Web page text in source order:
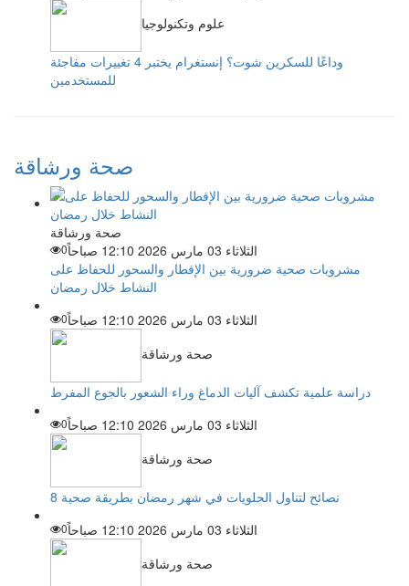
علوم وتكنولوجيا
وداعًا للسكرين شوت؟ إنستغرام يختبر 4 تغييرات مفاجئة
للمستخدمين
صحة ورشاقة
صحة ورشاقة
الثلاثاء 03 مارس 2026 12:10 صباحاً
0
مشروبات صحية ضرورية بين الإفطار والسحور للحفاظ على
النشاط خلال رمضان
الثلاثاء 03 مارس 2026 12:10 صباحاً
0
صحة ورشاقة
دراسة علمية تكشف آليات الدماغ وراء الشعور بالجوع المفرط
الثلاثاء 03 مارس 2026 12:10 صباحاً
0
صحة ورشاقة
8 نصائح لتناول الحلويات في شهر رمضان بطريقة صحية
الثلاثاء 03 مارس 2026 12:10 صباحاً
0
صحة ورشاقة